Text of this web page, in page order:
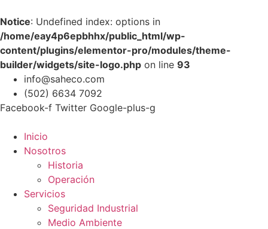
Notice: Undefined index: options in
/home/eay4p6epbhhx/public_html/wp-
content/plugins/elementor-pro/modules/theme-
builder/widgets/site-logo.php on line 93
info@saheco.com
(502) 6634 7092
Facebook-f Twitter Google-plus-g
Inicio
Nosotros
Historia
Operación
Servicios
Seguridad Industrial
Medio Ambiente